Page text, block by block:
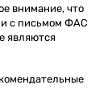
внимание, что
с письмом ФАС
являются